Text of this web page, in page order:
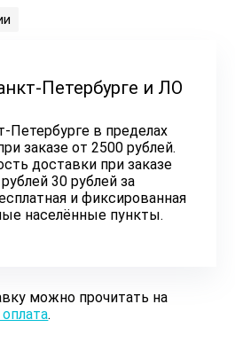
Петербурге и ЛО
Петербурге в пределах
заказе от 2500 рублей.
доставки при заказе
30 рублей за
и фиксированная
населённые пункты.
можно прочитать на
.